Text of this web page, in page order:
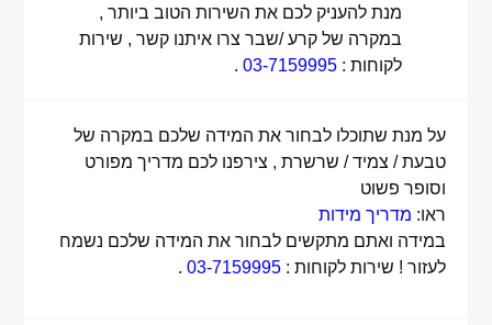
מנת להעניק לכם את השירות הטוב ביותר ,
במקרה של קרע /שבר צרו איתנו קשר , שירות
לקוחות :03-7159995
.
על מנת שתוכלו לבחור את המידה שלכם במקרה של
טבעת / צמיד / שרשרת , צירפנו לכם מדריך מפורט
וסופר פשוט
ראו: מדריך מידות
במידה ואתם מתקשים לבחור את המידה שלכם נשמח
לעזור ! שירות לקוחות :03-7159995
.